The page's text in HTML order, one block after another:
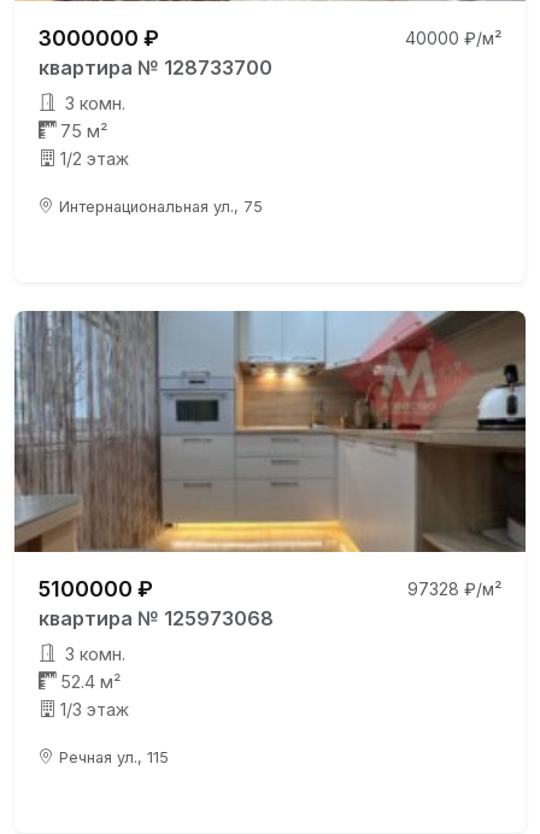
3000000 ₽ 40000 ₽/м²
квартира № 128733700
3 комн.
75 м²
1/2 этаж
Интернациональная ул., 75
5100000 ₽ 97328 ₽/м²
квартира № 125973068
3 комн.
52.4 м²
1/3 этаж
Речная ул., 115